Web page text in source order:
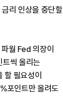
리 인상을 중단할
월 Fed 의장이
씩 올리는
할 필요성이
포인트만 올려도